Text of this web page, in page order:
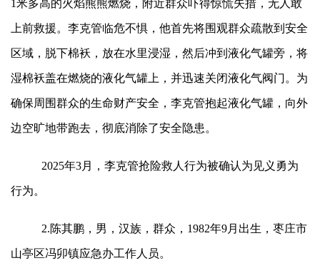
1米多高的火焰熊熊燃烧，附近群众吓得惊慌失措，无人敢
上前救援。李克管临危不惧，他首先将围观群众疏散到安全
区域，脱下棉袄，放在水里浸湿，然后冲到液化气罐旁，将
湿棉袄盖在燃烧的液化气罐上，并迅速关闭液化气阀门。为
确保周围群众的生命财产安全，李克管抱起液化气罐，向外
边空旷地带跑去，彻底消除了安全隐患。
2025年3月，李克管抢险救人行为被确认为见义勇为
行为。
2.陈其鹏，男，汉族，群众，1982年9月出生，枣庄市
山亭区冯卯镇应急办工作人员。